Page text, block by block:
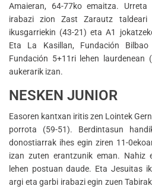
Amaieran, 64-77ko emaitza.
irabazi zion Zast Zarautz taldeari
ikusgarriekin (43-21) eta A1
Eta La Kasillan, Fundación
Fundación 5+11ri lehen laurdenean
aukerarik izan.
NESKEN JUNIOR
Easoren kantxan iritis zen Lointek
porrota (59-51). Berdintasun
donostiarrak ihes egin ziren 11-
izan zuten erantzunik eman. Nahiz
lehen postuan daude. Eta Jesuitas
argi eta garbi irabazi egin zuen